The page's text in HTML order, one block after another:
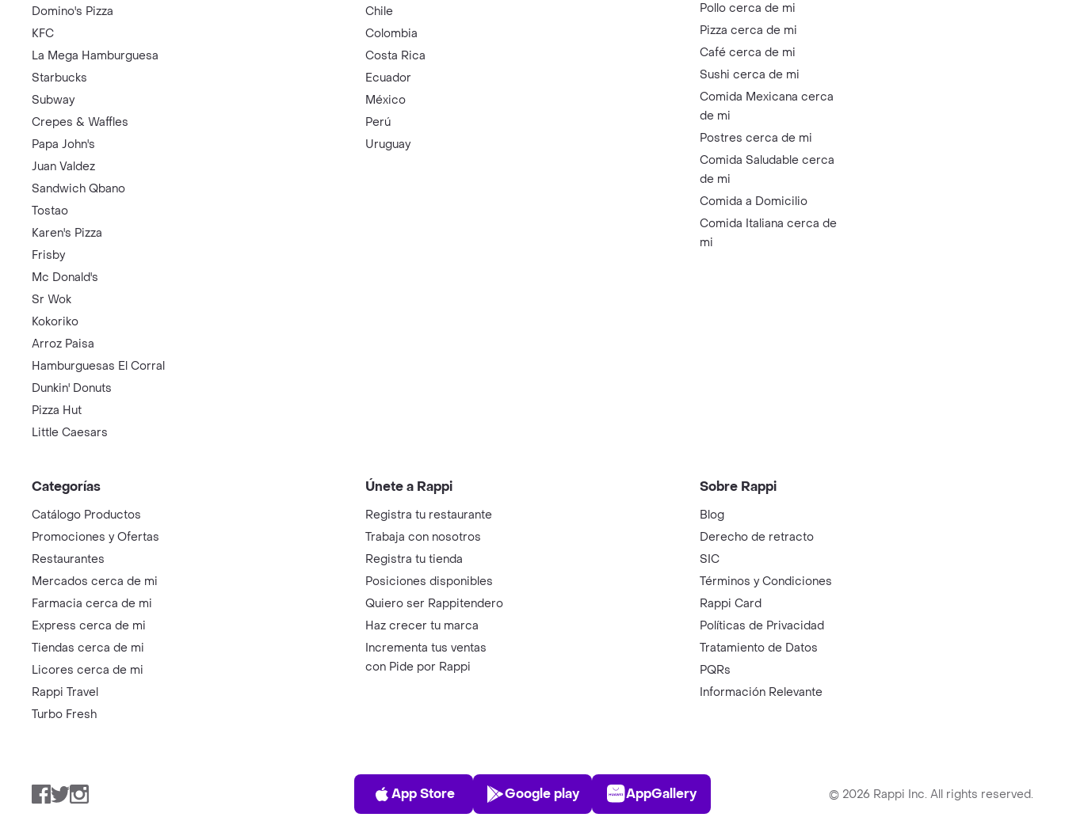
Domino's Pizza
KFC
La Mega Hamburguesa
Starbucks
Subway
Crepes & Waffles
Papa John's
Juan Valdez
Sandwich Qbano
Tostao
Karen's Pizza
Frisby
Mc Donald's
Sr Wok
Kokoriko
Arroz Paisa
Hamburguesas El Corral
Dunkin' Donuts
Pizza Hut
Little Caesars
Chile
Colombia
Costa Rica
Ecuador
México
Perú
Uruguay
Pollo cerca de mi
Pizza cerca de mi
Café cerca de mi
Sushi cerca de mi
Comida Mexicana cerca
de mi
Postres cerca de mi
Comida Saludable cerca
de mi
Comida a Domicilio
Comida Italiana cerca de
mi
Categorías
Catálogo Productos
Promociones y Ofertas
Restaurantes
Mercados cerca de mi
Farmacia cerca de mi
Express cerca de mi
Tiendas cerca de mi
Licores cerca de mi
Rappi Travel
Turbo Fresh
Únete a Rappi
Registra tu restaurante
Trabaja con nosotros
Registra tu tienda
Posiciones disponibles
Quiero ser Rappitendero
Haz crecer tu marca
Incrementa tus ventas
con Pide por Rappi
Sobre Rappi
Blog
Derecho de retracto
SIC
Términos y Condiciones
Rappi Card
Políticas de Privacidad
Tratamiento de Datos
PQRs
Información Relevante
Facebook
TwitterInstagram
App Store
App Store
Play Store
Google play
AppGallery
AppGallery © 2026 Rappi Inc. All rights reserved.